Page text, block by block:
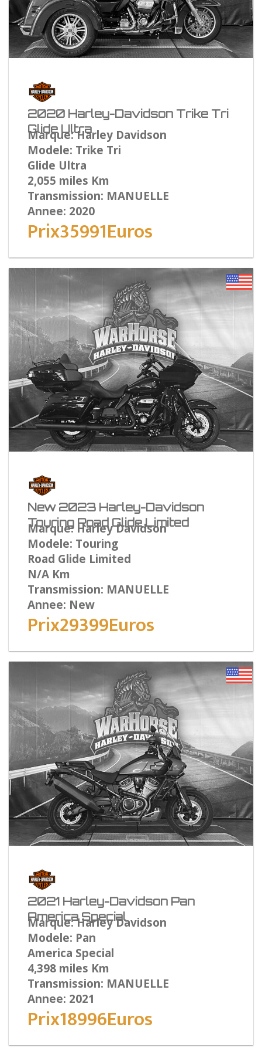
2020 Harley-Davidson Trike Tri
Glide Ultra
Marque: Harley Davidson
Modele: Trike Tri
Glide Ultra
2,055 miles Km
Transmission: MANUELLE
Annee: 2020
Prix35991Euros
New 2023 Harley-Davidson
Touring Road Glide Limited
Marque: Harley Davidson
Modele: Touring
Road Glide Limited
N/A Km
Transmission: MANUELLE
Annee: New
Prix29399Euros
2021 Harley-Davidson Pan
America Special
Marque: Harley Davidson
Modele: Pan
America Special
4,398 miles Km
Transmission: MANUELLE
Annee: 2021
Prix18996Euros